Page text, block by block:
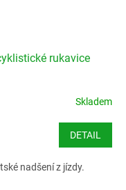
rukavice
Skladem
DETAIL
nadšení z jízdy.